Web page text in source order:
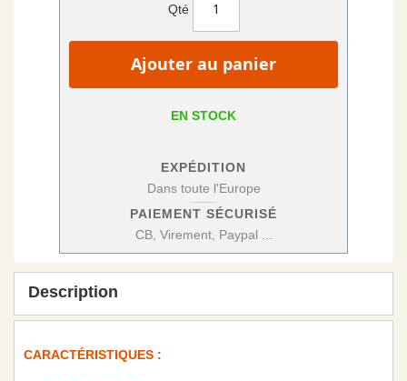
Qté
Ajouter au panier
EN STOCK
EXPÉDITION
Dans toute l'Europe
PAIEMENT SÉCURISÉ
CB, Virement, Paypal ...
Description
CARACTÉRISTIQUES :